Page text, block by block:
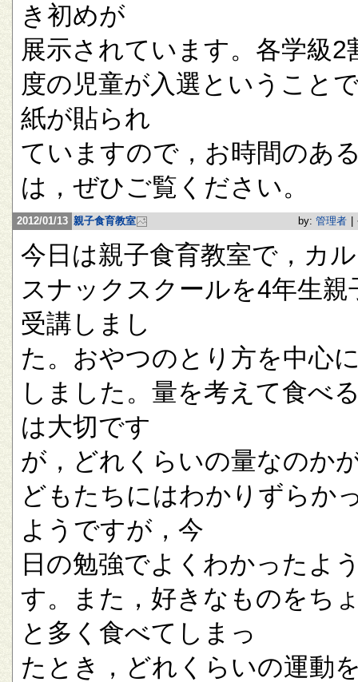
き初めが
展示されています。各学級2
度の児童が入選ということ
紙が貼られ
ていますので，お時間のあ
は，ぜひご覧ください。
2012/01/13 親子食育教室 by: 管理者
今日は親子食育教室で，カ
スナックスクールを4年生親
受講しまし
た。おやつのとり方を中心
しました。量を考えて食べ
は大切です
が，どれくらいの量なのか
どもたちにはわかりずらか
ようですが，今
日の勉強でよくわかったよ
す。また，好きなものをち
と多く食べてしまっ
たとき，どれくらいの運動